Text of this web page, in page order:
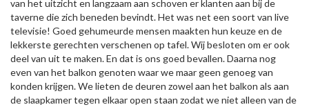
van het uitzicht en langzaam aan schoven er klanten aan bij de
taverne die zich beneden bevindt. Het was net een soort van live
televisie! Goed gehumeurde mensen maakten hun keuze en de
lekkerste gerechten verschenen op tafel. Wij besloten om er ook
deel van uit te maken. En dat is ons goed bevallen. Daarna nog
even van het balkon genoten waar we maar geen genoeg van
konden krijgen. We lieten de deuren zowel aan het balkon als aan
de slaapkamer tegen elkaar open staan zodat we niet alleen van de